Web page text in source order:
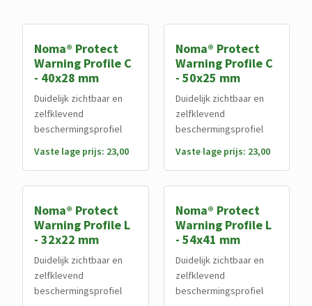
Noma® Protect
Warning Profile C
- 40x28 mm
Duidelijk zichtbaar en
zelfklevend
beschermingsprofiel
Vaste lage prijs: 23,00
Noma® Protect
Warning Profile C
- 50x25 mm
Duidelijk zichtbaar en
zelfklevend
beschermingsprofiel
Vaste lage prijs: 23,00
Noma® Protect
Warning Profile L
- 32x22 mm
Duidelijk zichtbaar en
zelfklevend
beschermingsprofiel
Noma® Protect
Warning Profile L
- 54x41 mm
Duidelijk zichtbaar en
zelfklevend
beschermingsprofiel